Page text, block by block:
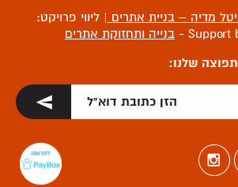
מדיה – בניית אתרים | ליווי פרויקט:
בנייה ותחזוקת אתרים
שלנו: